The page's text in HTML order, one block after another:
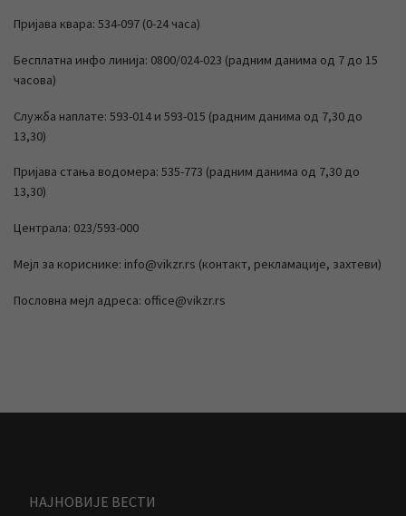
Пријава квара: 534-097 (0-24 часа)
Бесплатна инфо линија: 0800/024-023 (радним данима од 7 до 15
часова)
Служба наплате: 593-014 и 593-015 (радним данима од 7,30 до
13,30)
Пријава стања водомера: 535-773 (радним данима од 7,30 до
13,30)
Централа: 023/593-000
Мејл за кориснике: info@vikzr.rs (контакт, рекламације, захтеви)
Пословна мејл адреса: office@vikzr.rs
НАЈНОВИЈЕ ВЕСТИ